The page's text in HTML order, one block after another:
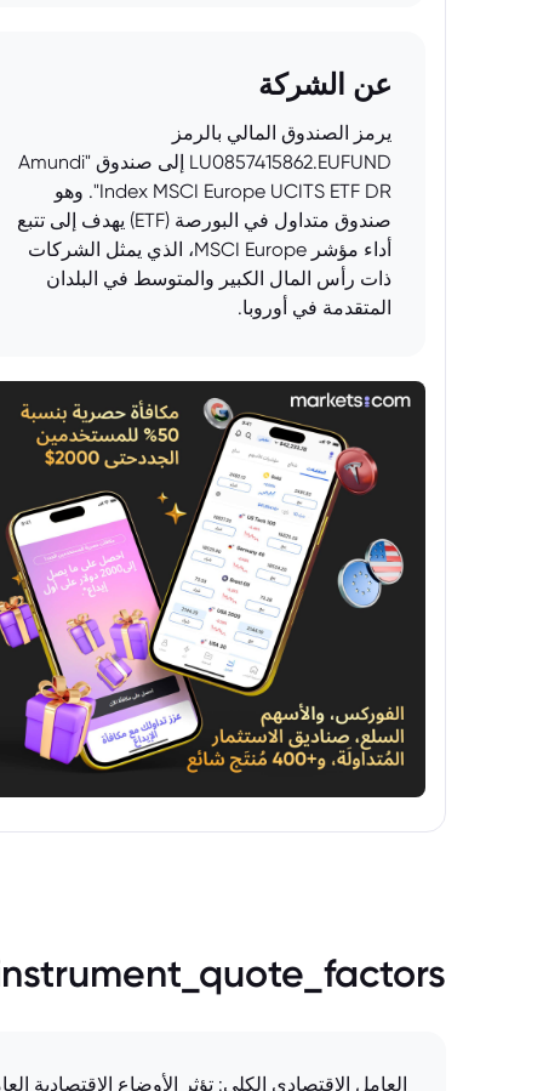
عن الشركة
يرمز الصندوق المالي بالرمز
LU0857415862.EUFUND إلى صندوق "Amundi
Index MSCI Europe UCITS ETF DR". وهو
صندوق متداول في البورصة (ETF) يهدف إلى تتبع
أداء مؤشر MSCI Europe، الذي يمثل الشركات
ذات رأس المال الكبير والمتوسط في البلدان
المتقدمة في أوروبا.
العامل الاقتصادي الكلي: تؤثر الأوضاع الاقتصادية